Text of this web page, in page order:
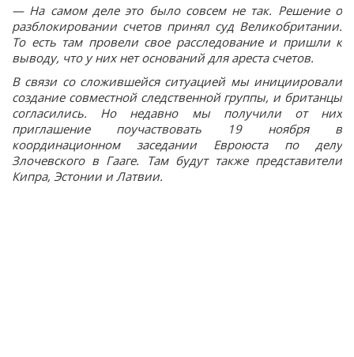
— На самом деле это было совсем не так. Решение о
разблокировании счетов принял суд Великобритании.
То есть там провели свое расследование и пришли к
выводу, что у них нет оснований для ареста счетов.
В связи со сложившейся ситуацией мы инициировали
создание совместной следственной группы, и британцы
согласились. Но недавно мы получили от них
приглашение поучаствовать 19 ноября в
координационном заседании Евроюста по делу
Злочевского в Гааге. Там будут также представители
Кипра, Эстонии и Латвии.